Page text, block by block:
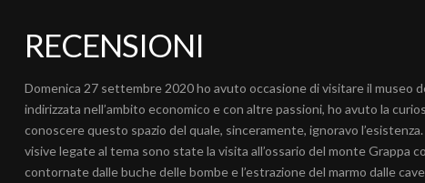
RECENSIONI
Domenica 27 settembre 2020 ho avuto occasione di visitare il museo
indirizzata nell’ambito economico e con altre passioni, ho avuto la
conoscere questo spazio del quale, sinceramente, ignoravo
visive legate al tema sono state la visita all’ossario del monte Grappa
contornate dalle buche delle bombe e l’estrazione del marmo dalle